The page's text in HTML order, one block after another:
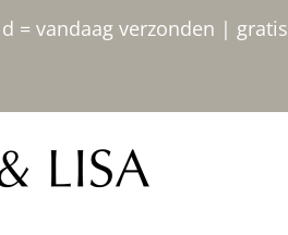
= vandaag verzonden |